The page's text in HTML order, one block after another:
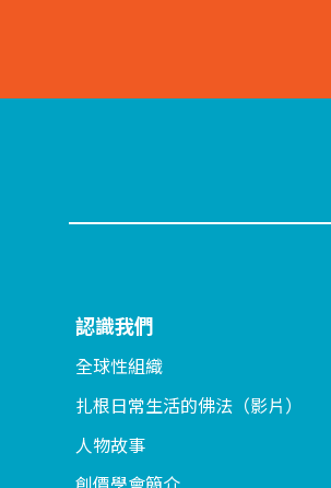
認識我們
全球性組織
扎根日常生活的佛法（影片）
人物故事